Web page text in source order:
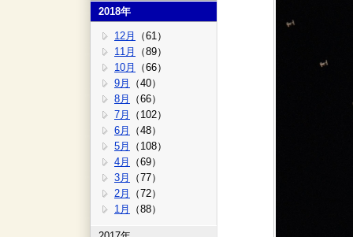
2018年
12月
（61）
11月
（89）
10月
（66）
9月
（40）
8月
（66）
7月
（102）
6月
（48）
5月
（108）
4月
（69）
3月
（77）
2月
（72）
1月
（88）